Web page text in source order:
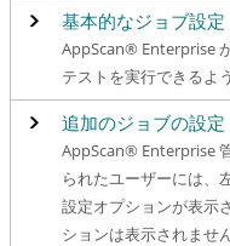
基本的なジョブ設定
AppScan® Enterprise
テストを実行できるよ
追加のジョブの設定
AppScan® Enterprise
られたユーザーには、
設定オプションが表示
ションは表示されません